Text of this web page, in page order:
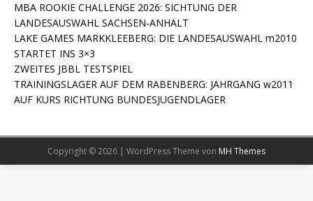
MBA ROOKIE CHALLENGE 2026: SICHTUNG DER
LANDESAUSWAHL SACHSEN-ANHALT
LAKE GAMES MARKKLEEBERG: DIE LANDESAUSWAHL m2010
STARTET INS 3×3
ZWEITES JBBL TESTSPIEL
TRAININGSLAGER AUF DEM RABENBERG: JAHRGANG w2011
AUF KURS RICHTUNG BUNDESJUGENDLAGER
Copyright © 2026 | WordPress Theme von MH Themes